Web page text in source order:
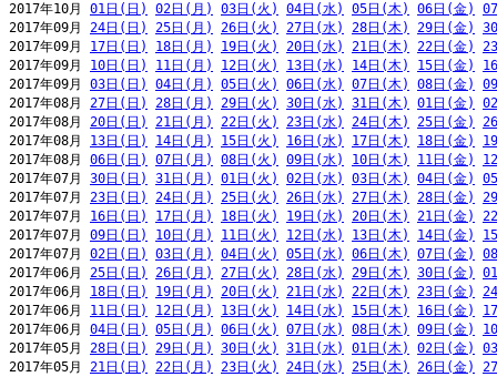
2017年10月 01日(日) 02日(月) 03日(火) 04日(水) 05日(木) 06日(金)
2017年09月 24日(日) 25日(月) 26日(火) 27日(水) 28日(木) 29日(金)
2017年09月 17日(日) 18日(月) 19日(火) 20日(水) 21日(木) 22日(金)
2017年09月 10日(日) 11日(月) 12日(火) 13日(水) 14日(木) 15日(金)
2017年09月 03日(日) 04日(月) 05日(火) 06日(水) 07日(木) 08日(金)
2017年08月 27日(日) 28日(月) 29日(火) 30日(水) 31日(木) 01日(金)
2017年08月 20日(日) 21日(月) 22日(火) 23日(水) 24日(木) 25日(金)
2017年08月 13日(日) 14日(月) 15日(火) 16日(水) 17日(木) 18日(金)
2017年08月 06日(日) 07日(月) 08日(火) 09日(水) 10日(木) 11日(金)
2017年07月 30日(日) 31日(月) 01日(火) 02日(水) 03日(木) 04日(金)
2017年07月 23日(日) 24日(月) 25日(火) 26日(水) 27日(木) 28日(金)
2017年07月 16日(日) 17日(月) 18日(火) 19日(水) 20日(木) 21日(金)
2017年07月 09日(日) 10日(月) 11日(火) 12日(水) 13日(木) 14日(金)
2017年07月 02日(日) 03日(月) 04日(火) 05日(水) 06日(木) 07日(金)
2017年06月 25日(日) 26日(月) 27日(火) 28日(水) 29日(木) 30日(金)
2017年06月 18日(日) 19日(月) 20日(火) 21日(水) 22日(木) 23日(金)
2017年06月 11日(日) 12日(月) 13日(火) 14日(水) 15日(木) 16日(金)
2017年06月 04日(日) 05日(月) 06日(火) 07日(水) 08日(木) 09日(金)
2017年05月 28日(日) 29日(月) 30日(火) 31日(水) 01日(木) 02日(金)
2017年05月 21日(日) 22日(月) 23日(火) 24日(水) 25日(木) 26日(金)